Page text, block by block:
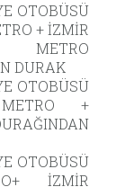
OTOBÜSÜ
+ İZMİR
METRO
DURAK
OTOBÜSÜ
METRO +
OTOBÜSÜ
İZMİR